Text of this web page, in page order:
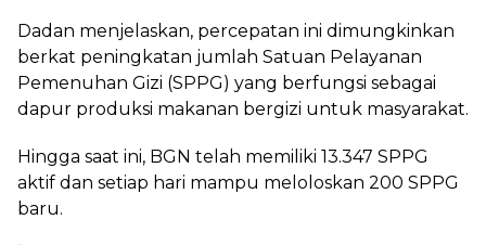
Dadan menjelaskan, percepatan ini dimungkinkan
berkat peningkatan jumlah Satuan Pelayanan
Pemenuhan Gizi (SPPG) yang berfungsi sebagai
dapur produksi makanan bergizi untuk masyarakat.
Hingga saat ini, BGN telah memiliki 13.347 SPPG
aktif dan setiap hari mampu meloloskan 200 SPPG
baru.